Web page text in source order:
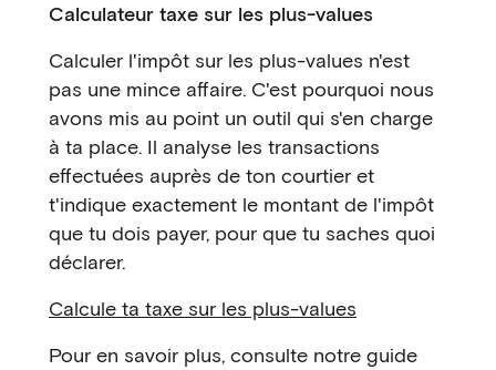
Calculateur taxe sur les plus-values
Calculer l'impôt sur les plus-values n'est
pas une mince affaire. C'est pourquoi nous
avons mis au point un outil qui s'en charge
à ta place. Il analyse les transactions
effectuées auprès de ton courtier et
t'indique exactement le montant de l'impôt
que tu dois payer, pour que tu saches quoi
déclarer.
Calcule ta taxe sur les plus-values
Pour en savoir plus, consulte notre guide